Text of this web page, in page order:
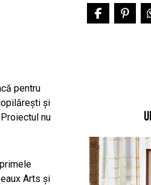
pentru
și
nu
Arts și